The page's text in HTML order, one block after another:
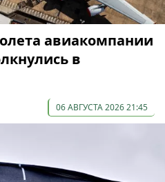
авиакомпании
в
06 АВГУСТА 2026 21:45